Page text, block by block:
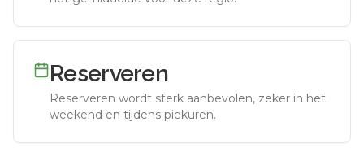
Reserveren
Reserveren wordt sterk aanbevolen, zeker in het
weekend en tijdens piekuren.